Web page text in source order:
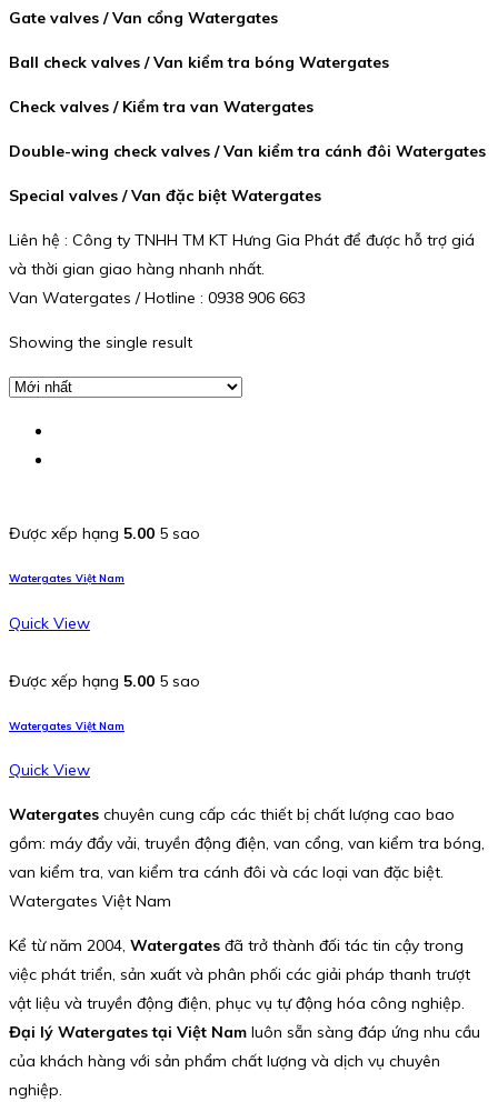
Gate valves / Van cổng Watergates
Ball check valves / Van kiểm tra bóng Watergates
Check valves / Kiểm tra van Watergates
Double-wing check valves / Van kiểm tra cánh đôi Watergates
Special valves / Van đặc biệt Watergates
Liên hệ : Công ty TNHH TM KT Hưng Gia Phát để được hỗ trợ giá
và thời gian giao hàng nhanh nhất.
Van Watergates / Hotline : 0938 906 663
Showing the single result
Được xếp hạng 5.00 5 sao
Watergates Việt Nam
Quick View
Được xếp hạng 5.00 5 sao
Watergates Việt Nam
Quick View
Watergates chuyên cung cấp các thiết bị chất lượng cao bao
gồm: máy đẩy vải, truyền động điện, van cổng, van kiểm tra bóng,
van kiểm tra, van kiểm tra cánh đôi và các loại van đặc biệt.
Watergates Việt Nam
Kể từ năm 2004, Watergates đã trở thành đối tác tin cậy trong
việc phát triển, sản xuất và phân phối các giải pháp thanh trượt
vật liệu và truyền động điện, phục vụ tự động hóa công nghiệp.
Đại lý Watergates tại Việt Nam luôn sẵn sàng đáp ứng nhu cầu
của khách hàng với sản phẩm chất lượng và dịch vụ chuyên
nghiệp.